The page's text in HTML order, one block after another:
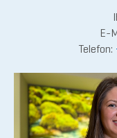
E-
Telefon: